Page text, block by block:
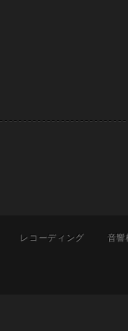
レコーディング 音響